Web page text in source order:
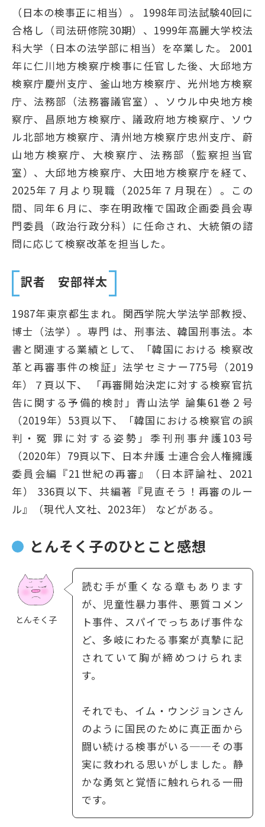
（日本の検事正に相当）。 1998年司法試験40回に
合格し（司法研修院30期）、1999年高麗大学校法
科大学（日本の法学部に相当）を卒業した。 2001
年に仁川地方検察庁検事に任官した後、大邱地方
検察庁慶州支庁、釜山地方検察庁、光州地方検察
庁、法務部（法務審議官室）、ソウル中央地方検
察庁、昌原地方検察庁、議政府地方検察庁、ソウ
ル北部地方検察庁、清州地方検察庁忠州支庁、蔚
山地方検察庁、大検察庁、法務部（監察担当官
室）、大邱地方検察庁、大田地方検察庁を経て、
2025年７月より現職（2025年７月現在）。この
間、同年６月に、李在明政権で国政企画委員会専
門委員（政治行政分科）に任命され、大統領の諮
問に応じて検察改革を担当した。
訳者 安部祥太
1987年東京都生まれ。関西学院大学法学部教授、
博士（法学）。専門 は、刑事法、韓国刑事法。本
書と関連する業績として、「韓国における 検察改
革と再審事件の検証」法学セミナー775号（2019
年）７頁以下、 「再審開始決定に対する検察官抗
告に関する予備的検討」青山法学 論集61巻２号
（2019年）53頁以下、「韓国における検察官の誤
判・冤 罪に対する姿勢」季刊刑事弁護103号
（2020年）79頁以下、日本弁護 士連合会人権擁護
委員会編『21世紀の再審』（日本評論社、2021
年） 336頁以下、共編著『見直そう！再審のルー
ル』（現代人文社、2023年） などがある。
とんそく子のひとこと感想
とんそく子
読む手が重くなる章もあります
が、児童性暴力事件、悪質コメン
ト事件、スパイでっちあげ事件な
ど、多岐にわたる事案が真摯に記
されていて胸が締めつけられま
す。
それでも、イム・ウンジョンさん
のように国民のために真正面から
闘い続ける検事がいる──その事
実に救われる思いがしました。静
かな勇気と覚悟に触れられる一冊
です。